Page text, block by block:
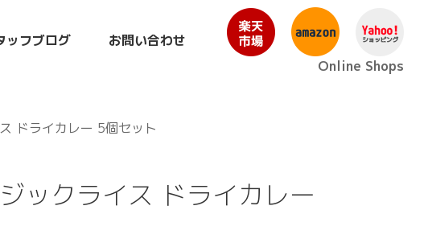
ッフブログ
お問い合わせ
Online Shops
ドライカレー 5個セット
ックライス ドライカレー